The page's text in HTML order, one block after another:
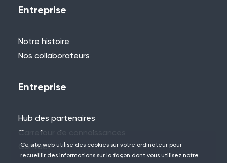
Entreprise
Notre histoire
Nos collaborateurs
Entreprise
Hub des partenaires
Carrefour de connaissances
Contact
Ce site web utilise des cookies sur votre ordinateur pour
recueillir des informations sur la façon dont vous utilisez notre